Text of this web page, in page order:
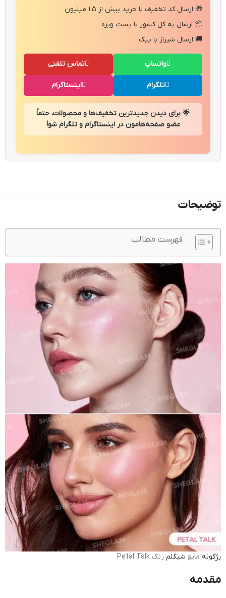
🎁 ارسال کد تخفیف با خرید بیش از 1.5 میلیون
📦 ارسال به کل کشور با پست ویژه
🚚 ارسال شیراز با پیک
تماس تلفنی واتساپ
اینستاگرام تلگرام
🌟 برای دیدن جدیدترین تخفیف‌ها و محصولات، حتماً
عضو صفحه‌هامون در اینستاگرام و تلگرام شو!
توضیحات
فهرست مطالب
رژگونه مایع شیگلم رنگ Petal Talk
مقدمه